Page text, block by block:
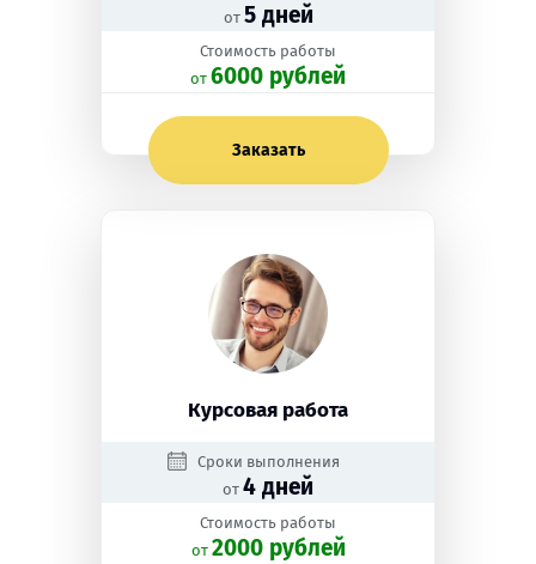
от 5 дней
Стоимость работы
oт 6000 рублей
Заказать
Курсовая работа
Сроки выполнения
от 4 дней
Стоимость работы
oт 2000 рублей